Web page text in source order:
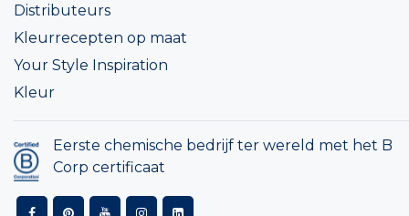
Distributeurs
Kleurrecepten op maat
Your Style Inspiration
Kleur
Eerste chemische bedrijf ter wereld met het B
Corp certificaat